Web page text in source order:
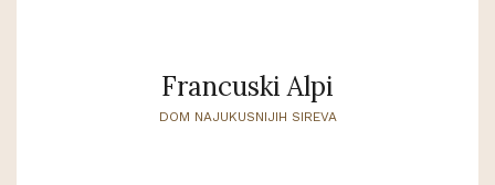
Francuski Alpi
DOM NAJUKUSNIJIH SIREVA